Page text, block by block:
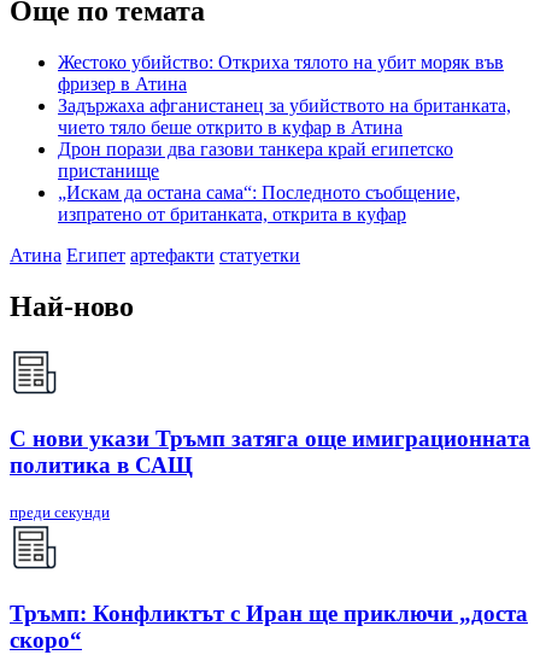
Още по темата
Жестоко убийство: Откриха тялото на убит моряк във
фризер в Атина
Задържаха афганистанец за убийството на британката,
чието тяло беше открито в куфар в Атина
Дрон порази два газови танкера край египетско
пристанище
„Искам да остана сама“: Последното съобщение,
изпратено от британката, открита в куфар
Атина Египет артефакти статуетки
Най-ново
С нови укази Тръмп затяга още имиграционната
политика в САЩ
преди секунди
Тръмп: Конфликтът с Иран ще приключи „доста
скоро“